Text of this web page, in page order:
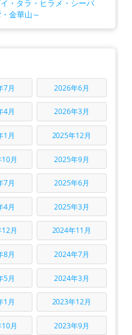
タラ・ヒラメ・シーバ
金華山～
7月 2026年6月
4月 2026年3月
1月 2025年12月
月 2025年9月
7月 2025年6月
4月 2025年3月
月 2024年11月
8月 2024年7月
5月 2024年3月
1月 2023年12月
月 2023年9月